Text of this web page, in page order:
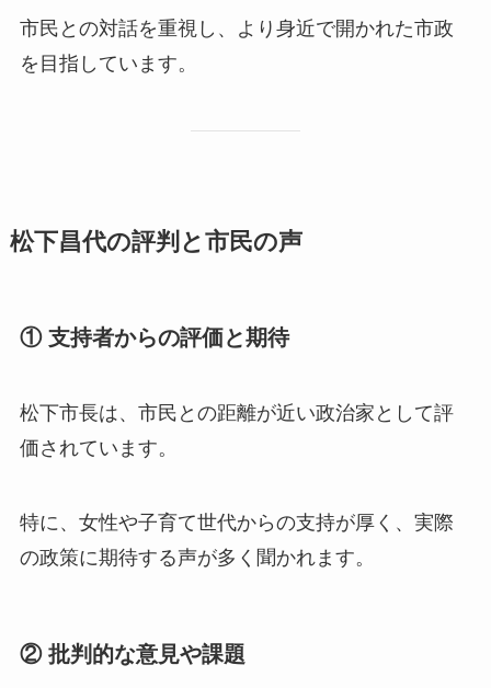
市民との対話を重視し、より身近で開かれた市政
を目指しています。
松下昌代の評判と市民の声
① 支持者からの評価と期待
松下市長は、市民との距離が近い政治家として評
価されています。
特に、女性や子育て世代からの支持が厚く、実際
の政策に期待する声が多く聞かれます。
② 批判的な意見や課題